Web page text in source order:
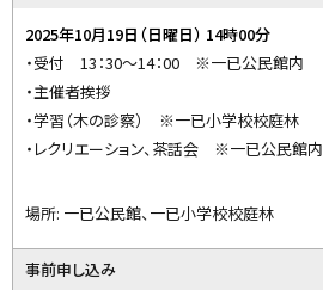
2025年10月19日（日曜日） 14時00分
・受付 13：30～14：00 ※一已公民館内
・主催者挨拶
・学習（木の診察） ※一已小学校校庭林
・レクリエーション、茶話会 ※一已公民館内
場所: 一已公民館、一已小学校校庭林
事前申し込み